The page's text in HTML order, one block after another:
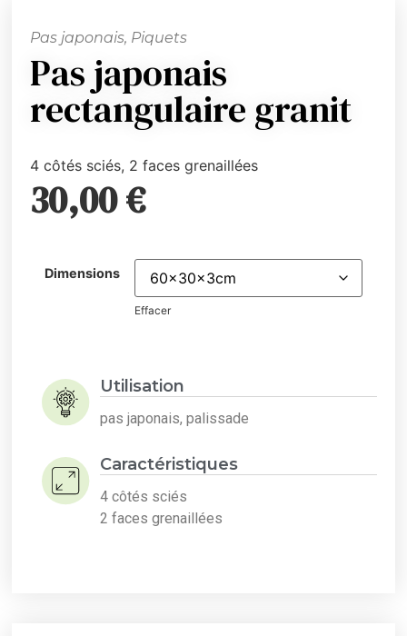
Pas japonais, Piquets
Pas japonais
rectangulaire granit
Dimensions
Effacer
4 côtés sciés, 2 faces grenaillées
30,00€
Utilisation
pas japonais, palissade
Caractéristiques
4 côtés sciés
2 faces grenaillées